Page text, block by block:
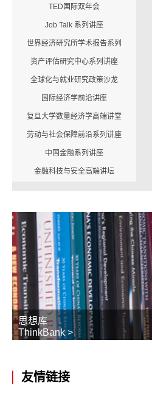
TED国际双年会
Job Talk 系列讲座
世界经济研究所学术报告系列
资产评估研究中心系列讲座
全球化与就业研究政策沙龙
国际经济学前沿讲座
复旦大学数量经济学高端讲堂
劳动与社会保障前沿系列讲座
中国金融系列讲座
金融科技与安全高端讲坛
思想库
ThinkBank >
友情链接